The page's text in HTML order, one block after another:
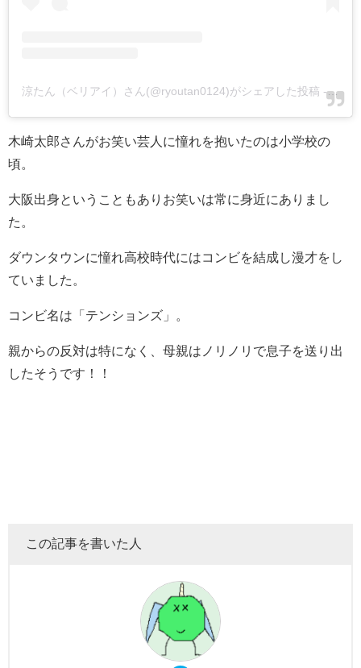
涼たん（ベリアイ）さん(@ryoutan0124)がシェアした投稿 - 2019
木崎太郎さんがお笑い芸人に憧れを抱いたのは小学校の
頃。
大阪出身ということもありお笑いは常に身近にありまし
た。
ダウンタウンに憧れ高校時代にはコンビを結成し漫才をし
ていました。
コンビ名は「テンションズ」。
親からの反対は特になく、母親はノリノリで息子を送り出
したそうです！！
この記事を書いた人